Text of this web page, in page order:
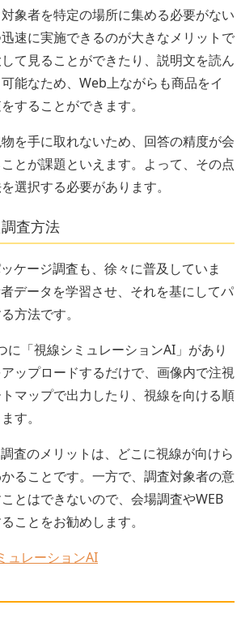
象者を特定の場所に集める必要がない
速に実施できるのが大きなメリットで
て見ることができたり、説明文を読ん
能なため、Web上ながらも商品をイ
することができます。
を手に取れないため、回答の精度が会
とが課題といえます。よって、その点
選択する必要があります。
査方法
ケージ調査も、徐々に普及していま
データを学習させ、それを基にしてパ
方法です。
に「視線シミュレーションAI」があり
ップロードするだけで、画像内で注視
マップで出力したり、視線を向ける順
す。
査のメリットは、どこに視線が向けら
ることです。一方で、調査対象者の意
とはできないので、会場調査やWEB
ことをお勧めします。
ュレーションAI